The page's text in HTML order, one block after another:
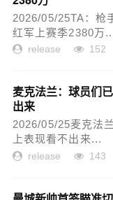
2026/05/25TA：枪
红军上赛季2380万
release 152
麦克法兰：球员们
出来
2026/05/25麦克法
上表现看不出来...
release 143